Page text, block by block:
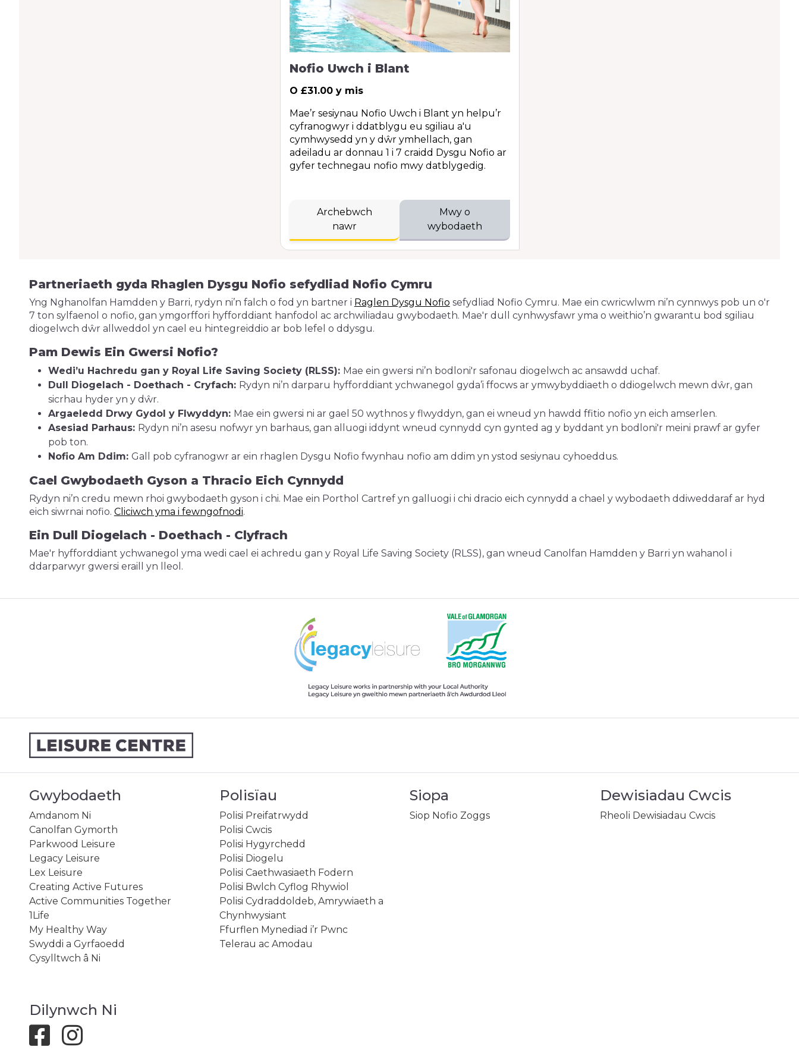
Nofio Uwch i Blant
O £31.00 y mis
Mae’r sesiynau Nofio Uwch i Blant yn helpu’r
cyfranogwyr i ddatblygu eu sgiliau a'u
cymhwysedd yn y dŵr ymhellach, gan
adeiladu ar donnau 1 i 7 craidd Dysgu Nofio ar
gyfer technegau nofio mwy datblygedig.
Archebwch
nawr
Mwy o
wybodaeth
Partneriaeth gyda Rhaglen Dysgu Nofio sefydliad Nofio Cymru
Yng Nghanolfan Hamdden y Barri, rydyn ni’n falch o fod yn bartner i Raglen Dysgu Nofio sefydliad Nofio Cymru. Mae ein cwricwlwm ni’n cynnwys pob un o'r
7 ton sylfaenol o nofio, gan ymgorffori hyfforddiant hanfodol ac archwiliadau gwybodaeth. Mae'r dull cynhwysfawr yma o weithio’n gwarantu bod sgiliau
diogelwch dŵr allweddol yn cael eu hintegreiddio ar bob lefel o ddysgu.
Pam Dewis Ein Gwersi Nofio?
Wedi’u Hachredu gan y Royal Life Saving Society (RLSS): Mae ein gwersi ni’n bodloni'r safonau diogelwch ac ansawdd uchaf.
Dull Diogelach - Doethach - Cryfach: Rydyn ni’n darparu hyfforddiant ychwanegol gyda’i ffocws ar ymwybyddiaeth o ddiogelwch mewn dŵr, gan
sicrhau hyder yn y dŵr.
Argaeledd Drwy Gydol y Flwyddyn: Mae ein gwersi ni ar gael 50 wythnos y flwyddyn, gan ei wneud yn hawdd ffitio nofio yn eich amserlen.
Asesiad Parhaus: Rydyn ni’n asesu nofwyr yn barhaus, gan alluogi iddynt wneud cynnydd cyn gynted ag y byddant yn bodloni'r meini prawf ar gyfer
pob ton.
Nofio Am Ddim: Gall pob cyfranogwr ar ein rhaglen Dysgu Nofio fwynhau nofio am ddim yn ystod sesiynau cyhoeddus.
Cael Gwybodaeth Gyson a Thracio Eich Cynnydd
Rydyn ni’n credu mewn rhoi gwybodaeth gyson i chi. Mae ein Porthol Cartref yn galluogi i chi dracio eich cynnydd a chael y wybodaeth ddiweddaraf ar hyd
eich siwrnai nofio. Cliciwch yma i fewngofnodi.
Ein Dull Diogelach - Doethach - Clyfrach
Mae'r hyfforddiant ychwanegol yma wedi cael ei achredu gan y Royal Life Saving Society (RLSS), gan wneud Canolfan Hamdden y Barri yn wahanol i
ddarparwyr gwersi eraill yn lleol.
Gwybodaeth
Amdanom Ni
Canolfan Gymorth
Parkwood Leisure
Legacy Leisure
Lex Leisure
Creating Active Futures
Active Communities Together
1Life
My Healthy Way
Swyddi a Gyrfaoedd
Cysylltwch â Ni
Polisïau
Polisi Preifatrwydd
Polisi Cwcis
Polisi Hygyrchedd
Polisi Diogelu
Polisi Caethwasiaeth Fodern
Polisi Bwlch Cyflog Rhywiol
Polisi Cydraddoldeb, Amrywiaeth a
Chynhwysiant
Ffurflen Mynediad i’r Pwnc
Telerau ac Amodau
Siopa
Siop Nofio Zoggs
Dewisiadau Cwcis
Rheoli Dewisiadau Cwcis
Dilynwch Ni